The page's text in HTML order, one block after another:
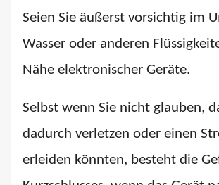
Seien Sie äußerst vorsichtig im
Wasser oder anderen
Nähe elektronischer Geräte.
Selbst wenn Sie nicht glauben,
dadurch verletzen oder einen
erleiden könnten, besteht die